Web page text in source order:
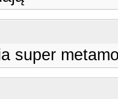
super